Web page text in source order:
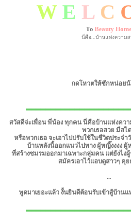
W E L C
To Beauty
นี่คือ...บ้านแห่งความส
กดโหวตให้ซักหน่อยน้
สวัสดีจ่ะเพื่อน พี่น้อง ทุกคน นี่คือบ้านแห่งคว
พวกเธอสวย มีสไ
หรือพวกเธอ จะเอาไปปรับใช้ในชีวิตประจำ
บ้านหลังนี้ออกแนวไปทาง ผู้หญิ๊งงงง ผู้
ที่สร้างชมรมออกมาเฉพาะกลุ่มคน แต่ยังไง
สมัครเอาไว้แอบดูสาวๆ คุย
...
พูดมาเยอะแล้ว งั้นยินดีต้อนรับเข้าสู้บ้านแ